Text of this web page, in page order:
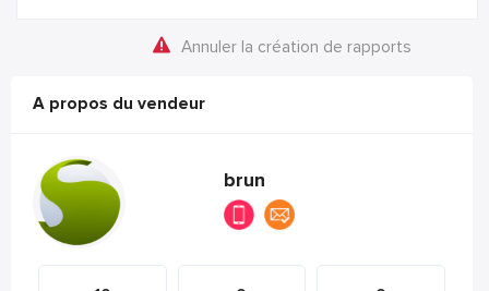
Annuler la création de rapports
A propos du vendeur
brun